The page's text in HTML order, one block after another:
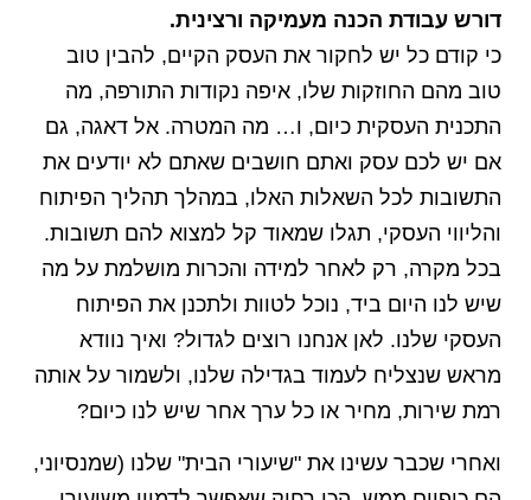
דורש עבודת הכנה מעמיקה ורצינית.
כי קודם כל יש לחקור את העסק הקיים, להבין טוב
טוב מהם החוזקות שלו, איפה נקודות התורפה, מה
התכנית העסקית כיום, ו… מה המטרה. אל דאגה, גם
אם יש לכם עסק ואתם חושבים שאתם לא יודעים את
התשובות לכל השאלות האלו, במהלך תהליך הפיתוח
והליווי העסקי, תגלו שמאוד קל למצוא להם תשובות.
בכל מקרה, רק לאחר למידה והכרות מושלמת על מה
שיש לנו היום ביד, נוכל לטוות ולתכנן את הפיתוח
העסקי שלנו. לאן אנחנו רוצים לגדול? ואיך נוודא
מראש שנצליח לעמוד בגדילה שלנו, ולשמור על אותה
רמת שירות, מחיר או כל ערך אחר שיש לנו כיום?
ואחרי שכבר עשינו את "שיעורי הבית" שלנו (שמנסיוני,